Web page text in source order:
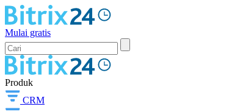
Mulai gratis
Produk
CRM